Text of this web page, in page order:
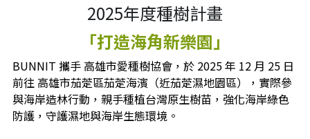
2025年度種樹計畫
「打造海角新樂園」
BUNNIT 攜手 高雄市愛種樹協會，於 2025 年 12 月 25 日
前往 高雄市茄萣區茄萣海濱（近茄萣濕地園區），實際參
與海岸造林行動，親手種植台灣原生樹苗，強化海岸綠色
防護，守護濕地與海岸生態環境。